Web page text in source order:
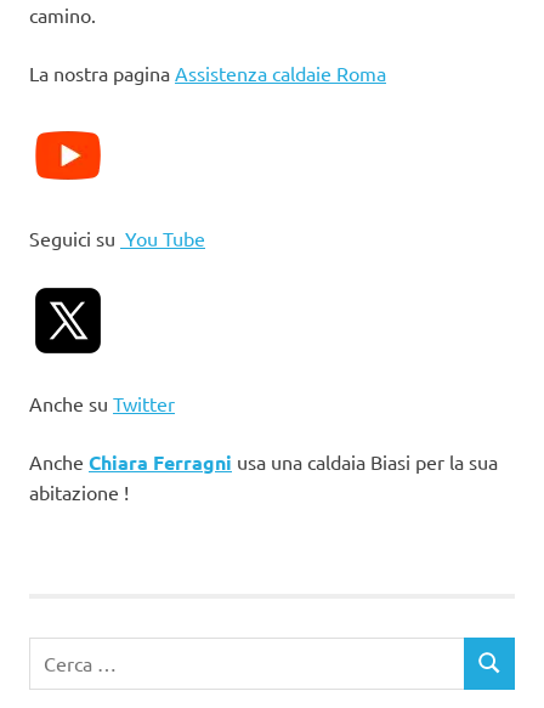
camino.
La nostra pagina Assistenza caldaie Roma
Seguici su You Tube
Anche su Twitter
Anche Chiara Ferragni usa una caldaia Biasi per la sua
abitazione !
CERCA